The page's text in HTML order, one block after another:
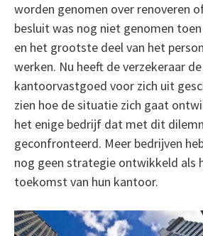
worden genomen over renoveren
besluit was nog niet genomen
en het grootste deel van het
werken. Nu heeft de verzekeraar
kantoorvastgoed voor zich uit
zien hoe de situatie zich gaat
het enige bedrijf dat met dit
geconfronteerd. Meer bedrijven
nog geen strategie ontwikkeld als
toekomst van hun kantoor.